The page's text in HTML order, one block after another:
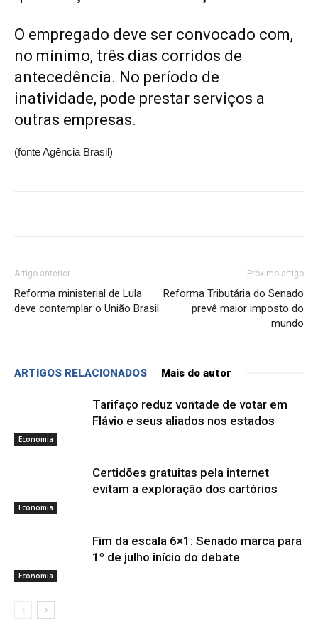
O empregado deve ser convocado com,
no mínimo, três dias corridos de
antecedência. No período de
inatividade, pode prestar serviços a
outras empresas.
(fonte Agência Brasil)
Artigo anterior
Reforma ministerial de Lula
deve contemplar o União Brasil
Próximo artigo
Reforma Tributária do Senado
prevê maior imposto do
mundo
ARTIGOS RELACIONADOS Mais do autor
Economia
Tarifaço reduz vontade de votar em
Flávio e seus aliados nos estados
Economia
Certidões gratuitas pela internet
evitam a exploração dos cartórios
Economia
Fim da escala 6×1: Senado marca para
1º de julho início do debate